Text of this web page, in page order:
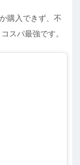
購入できず、不
スパ最強です。